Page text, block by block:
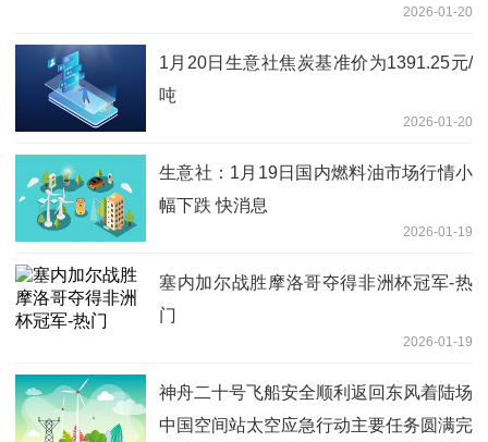
2026-01-20
1月20日生意社焦炭基准价为1391.25元/
吨
2026-01-20
生意社：1月19日国内燃料油市场行情小
幅下跌 快消息
2026-01-19
塞内加尔战胜摩洛哥夺得非洲杯冠军-热
门
2026-01-19
神舟二十号飞船安全顺利返回东风着陆场
中国空间站太空应急行动主要任务圆满完